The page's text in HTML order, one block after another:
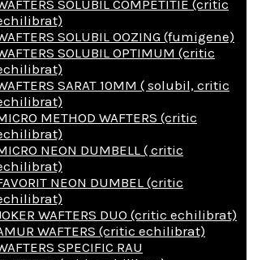
SOLUBIL COMPETITIE (critic
SOLUBIL OOZING (fumigene)
SOLUBIL OPTIMUM (critic
SARAT 10MM ( solubil, critic
METHOD WAFTERS (critic
NEON DUMBELL ( critic
NEON DUMBEL (critic
WAFTERS DUO (critic echilibrat)
WAFTERS (critic echilibrat)
SPECIFIC RAU